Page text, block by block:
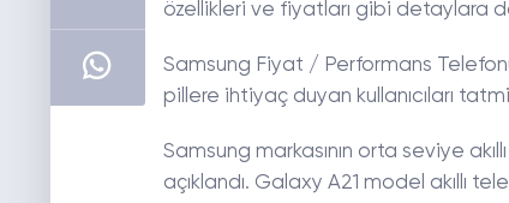
özellikleri ve fiyatları gibi detaylara
Samsung Fiyat / Performans
pillere ihtiyaç duyan kullanıcıları
Samsung markasının orta seviye
açıklandı. Galaxy A21 model akıllı